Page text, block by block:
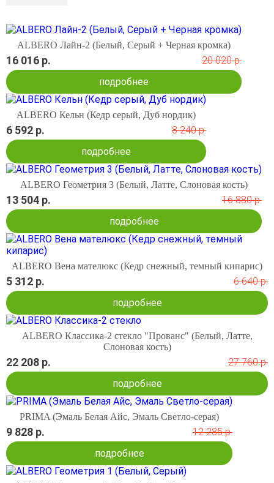
ALBERO Лайн-2 (Белый, Серый + Черная кромка)
16 016 р.
20 020 р.
подробнее
ALBERO Кельн (Кедр серый, Дуб нордик)
6 592 р.
8 240 р.
подробнее
ALBERO Геометрия 3 (Белый, Латте, Слоновая кость)
13 504 р.
16 880 р.
подробнее
ALBERO Вена мателюкс (Кедр снежный, темный кипарис)
5 312 р.
6 640 р.
подробнее
ALBERO Классика-2 стекло "Прованс" (Белый, Латте,
Слоновая кость)
22 208 р.
27 760 р.
подробнее
PRIMA (Эмаль Белая Айс, Эмаль Светло-серая)
9 828 р.
12 285 р.
подробнее